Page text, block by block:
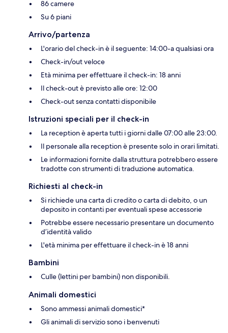
86 camere
Su 6 piani
Arrivo/partenza
L'orario del check-in è il seguente: 14:00-a qualsiasi ora
Check-in/out veloce
Età minima per effettuare il check-in: 18 anni
Il check-out è previsto alle ore: 12:00
Check-out senza contatti disponibile
Istruzioni speciali per il check-in
La reception è aperta tutti i giorni dalle 07:00 alle 23:00.
Il personale alla reception è presente solo in orari limitati.
Le informazioni fornite dalla struttura potrebbero essere
tradotte con strumenti di traduzione automatica.
Richiesti al check-in
Si richiede una carta di credito o carta di debito, o un
deposito in contanti per eventuali spese accessorie
Potrebbe essere necessario presentare un documento
d’identità valido
L'età minima per effettuare il check-in è 18 anni
Bambini
Culle (lettini per bambini) non disponibili.
Animali domestici
Sono ammessi animali domestici*
Gli animali di servizio sono i benvenuti